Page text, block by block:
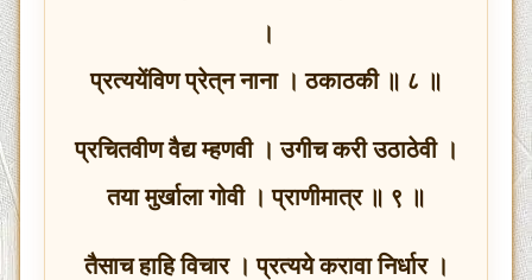
।
प्रत्ययेंविण प्रेत्‌न नाना । ठकाठकी ॥ ८ ॥
प्रचितवीण वैद्य म्हणवी । उगीच करी उठाठेवी ।
तया मुर्खाला गोवी । प्राणीमात्र ॥ ९ ॥
तैसाच हाहि विचार । प्रत्यये करावा निर्धार ।